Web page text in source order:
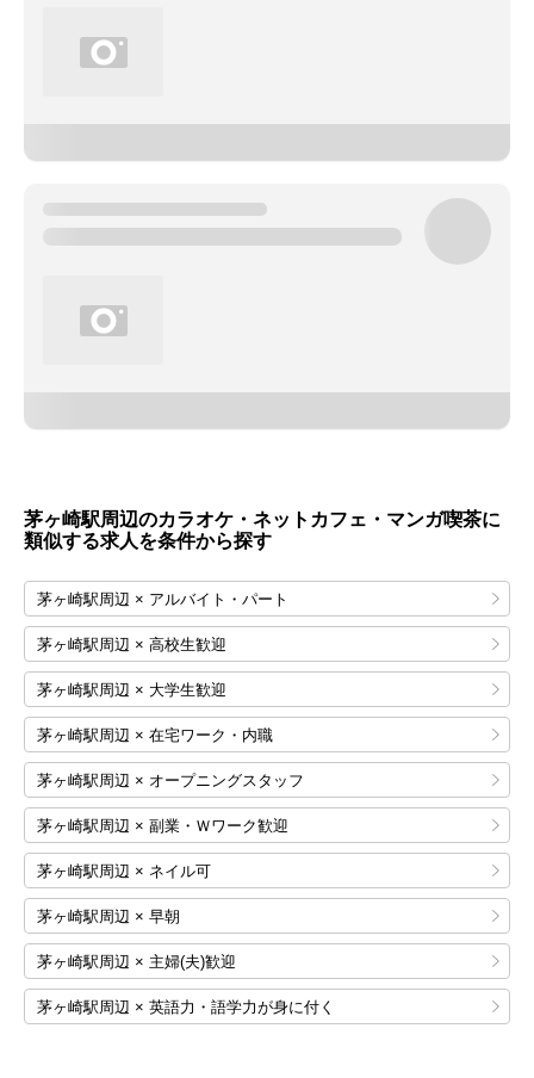
茅ヶ崎駅周辺のカラオケ・ネットカフェ・マンガ喫茶に
類似する求人を条件から探す
茅ヶ崎駅周辺 × アルバイト・パート
茅ヶ崎駅周辺 × 高校生歓迎
茅ヶ崎駅周辺 × 大学生歓迎
茅ヶ崎駅周辺 × 在宅ワーク・内職
茅ヶ崎駅周辺 × オープニングスタッフ
茅ヶ崎駅周辺 × 副業・Ｗワーク歓迎
茅ヶ崎駅周辺 × ネイル可
茅ヶ崎駅周辺 × 早朝
茅ヶ崎駅周辺 × 主婦(夫)歓迎
茅ヶ崎駅周辺 × 英語力・語学力が身に付く